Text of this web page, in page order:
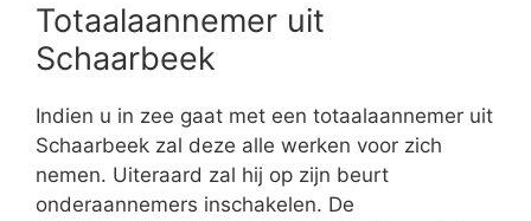
Totaalaannemer uit
Schaarbeek
Indien u in zee gaat met een totaalaannemer uit
Schaarbeek zal deze alle werken voor zich
nemen. Uiteraard zal hij op zijn beurt
onderaannemers inschakelen. De